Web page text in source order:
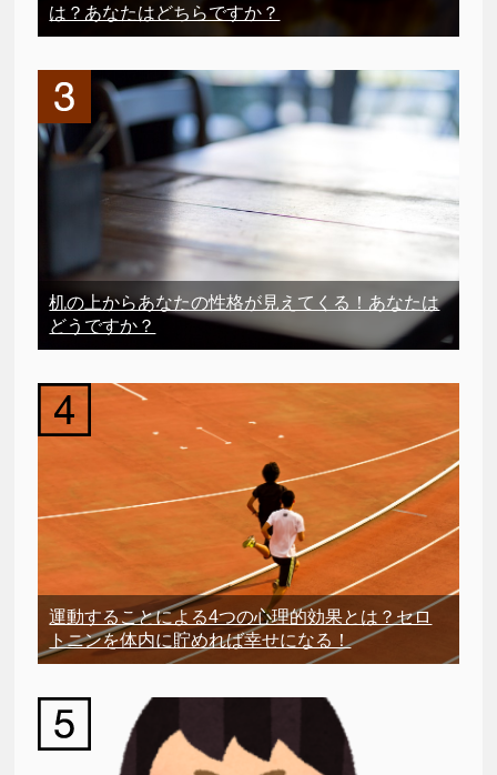
は？あなたはどちらですか？
机の上からあなたの性格が見えてくる！あなたは
どうですか？
運動することによる4つの心理的効果とは？セロ
トニンを体内に貯めれば幸せになる！